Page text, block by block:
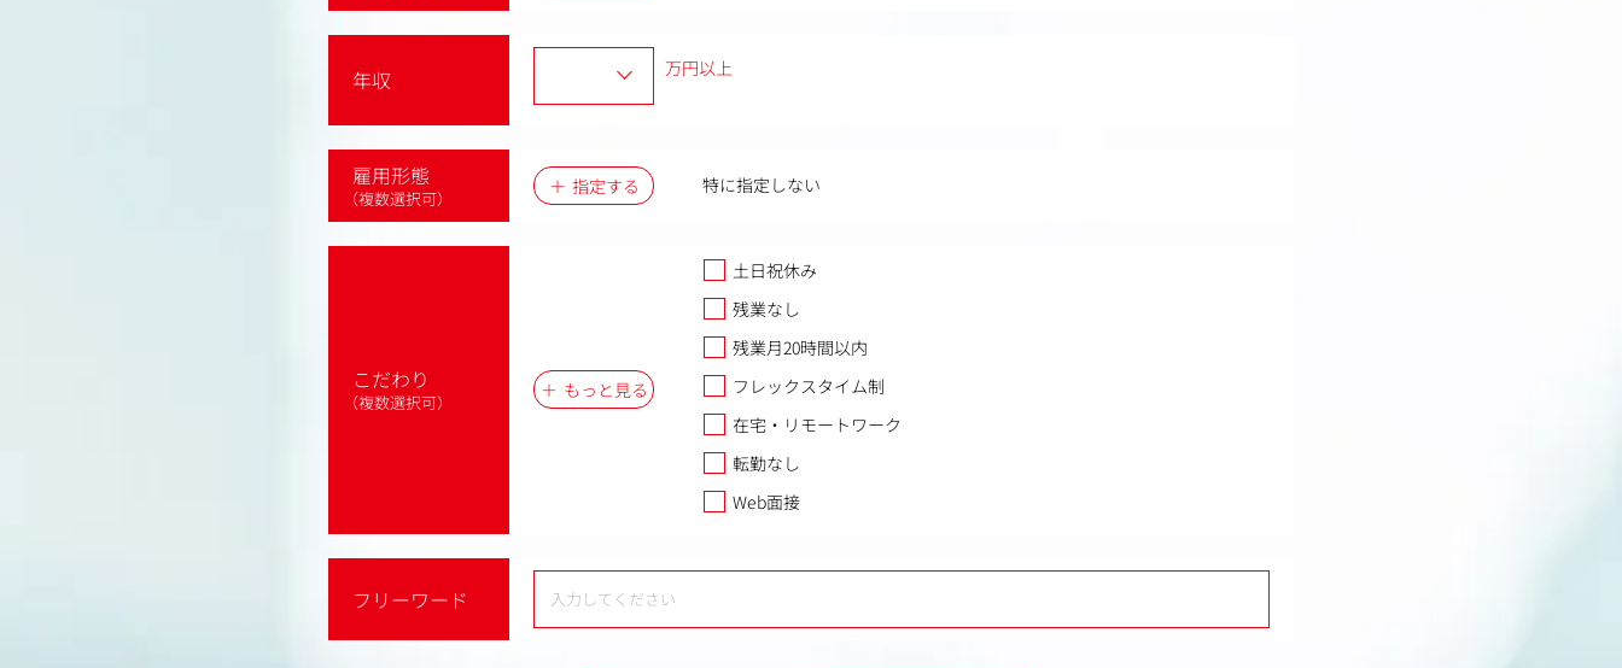
年収 万円以上
雇用形態
（複数選択可）
指定する 特に指定しない
こだわり
（複数選択可）
もっと見る
土日祝休み
残業なし
残業月20時間以内
フレックスタイム制
在宅・リモートワーク
転勤なし
Web面接
フリーワード